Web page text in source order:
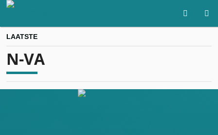
LAATSTE
N-VA